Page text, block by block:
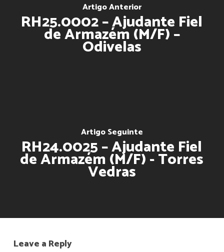
Artigo Anterior
RH25.0002 – Ajudante Fiel
de Armazém (M/F) –
Odivelas
Artigo Seguinte
RH24.0025 – Ajudante Fiel
de Armazém (M/F) - Torres
Vedras
Leave a Reply